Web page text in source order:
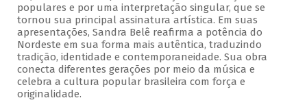
populares e por uma interpretação singular, que se
tornou sua principal assinatura artística. Em suas
apresentações, Sandra Belê reafirma a potência do
Nordeste em sua forma mais autêntica, traduzindo
tradição, identidade e contemporaneidade. Sua obra
conecta diferentes gerações por meio da música e
celebra a cultura popular brasileira com força e
originalidade.